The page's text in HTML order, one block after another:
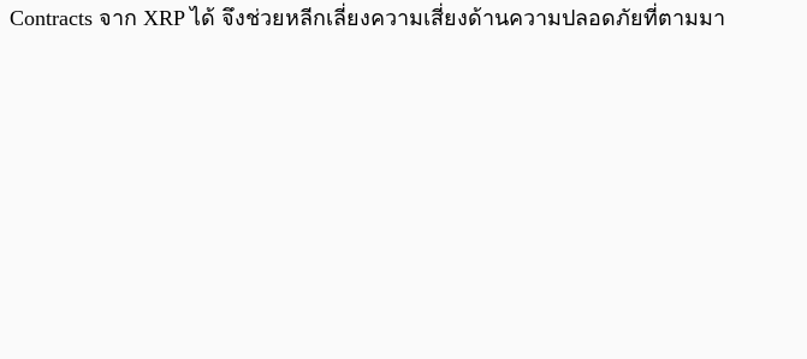
Contracts จาก XRP ได้ จึงช่วยหลีกเลี่ยงความเสี่ยงด้านความปลอดภัยที่ตามมา